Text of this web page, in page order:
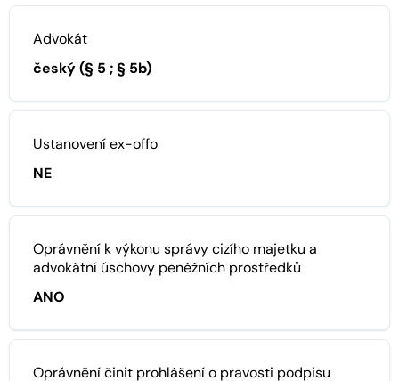
Advokát
český (§ 5 ; § 5b)
Ustanovení ex-offo
NE
Oprávnění k výkonu správy cizího majetku a
advokátní úschovy peněžních prostředků
ANO
Oprávnění činit prohlášení o pravosti podpisu